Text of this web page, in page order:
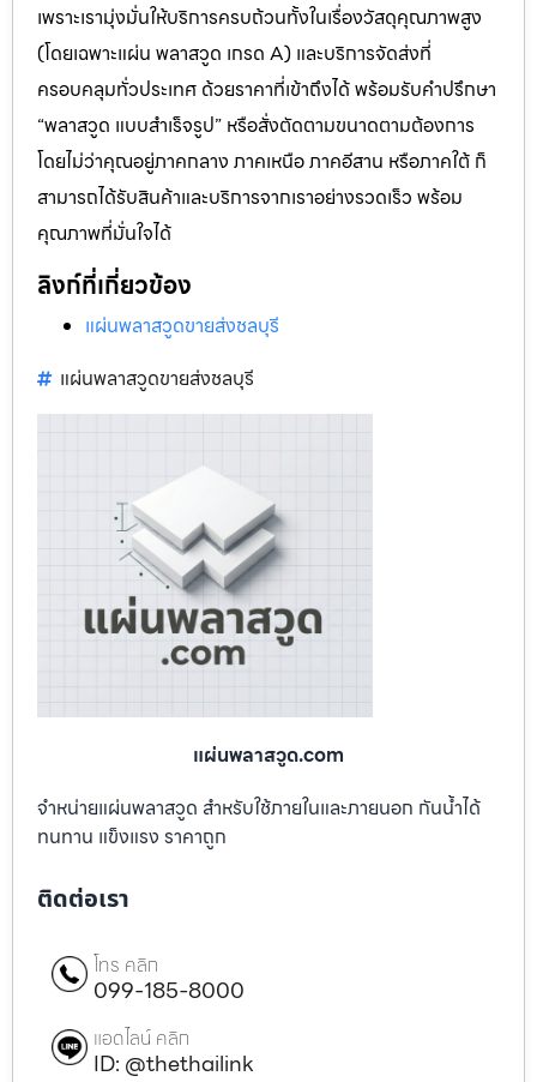
เพราะเรามุ่งมั่นให้บริการครบถ้วนทั้งในเรื่องวัสดุคุณภาพสูง
(โดยเฉพาะแผ่น พลาสวูด เกรด A) และบริการจัดส่งที่
ครอบคลุมทั่วประเทศ ด้วยราคาที่เข้าถึงได้ พร้อมรับคำปรึกษา
“พลาสวูด แบบสำเร็จรูป” หรือสั่งตัดตามขนาดตามต้องการ
โดยไม่ว่าคุณอยู่ภาคกลาง ภาคเหนือ ภาคอีสาน หรือภาคใต้ ก็
สามารถได้รับสินค้าและบริการจากเราอย่างรวดเร็ว พร้อม
คุณภาพที่มั่นใจได้
ลิงก์ที่เกี่ยวข้อง
แผ่นพลาสวูดขายส่งชลบุรี
แผ่นพลาสวูดขายส่งชลบุรี
แผ่นพลาสวูด.com
จำหน่ายแผ่นพลาสวูด สำหรับใช้ภายในและภายนอก กันน้ำได้
ทนทาน แข็งแรง ราคาถูก
ติดต่อเรา
โทร คลิก
099-185-8000
แอดไลน์ คลิก
ID: @thethailink